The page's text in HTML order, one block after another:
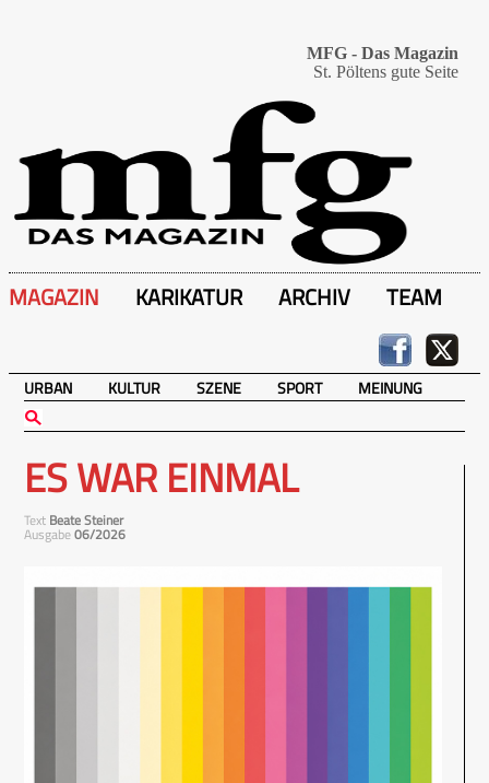
MFG - Das Magazin
St. Pöltens gute Seite
MAGAZIN KARIKATUR ARCHIV TEAM
URBAN KULTUR SZENE SPORT MEINUNG
ES WAR EINMAL
Text Beate Steiner
Ausgabe06/2026